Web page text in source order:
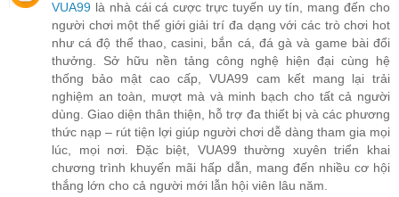
VUA99 là nhà cái cá cược trực tuyến uy tín, mang đến cho
người chơi một thế giới giải trí đa dạng với các trò chơi hot
như cá độ thể thao, casini, bắn cá, đá gà và game bài đổi
thưởng. Sở hữu nền tảng công nghệ hiện đại cùng hệ
thống bảo mật cao cấp, VUA99 cam kết mang lại trải
nghiệm an toàn, mượt mà và minh bạch cho tất cả người
dùng. Giao diện thân thiện, hỗ trợ đa thiết bị và các phương
thức nạp – rút tiện lợi giúp người chơi dễ dàng tham gia mọi
lúc, mọi nơi. Đặc biệt, VUA99 thường xuyên triển khai
chương trình khuyến mãi hấp dẫn, mang đến nhiều cơ hội
thắng lớn cho cả người mới lẫn hội viên lâu năm.